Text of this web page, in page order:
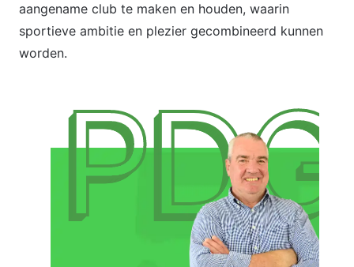
aangename club te maken en houden, waarin
sportieve ambitie en plezier gecombineerd kunnen
worden.
PDG